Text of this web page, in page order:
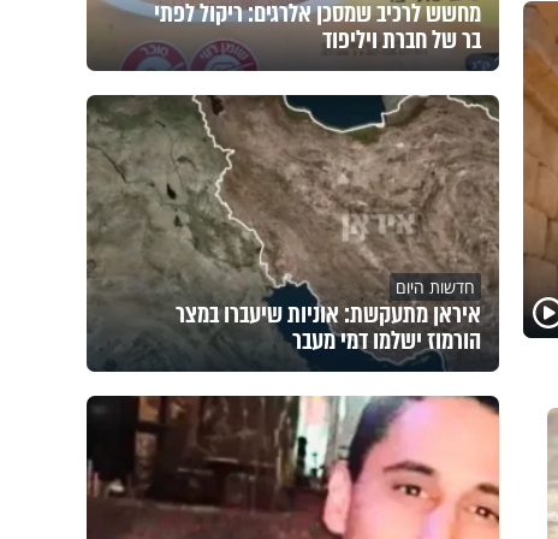
מחשש לרכיב שמסכן אלרגים: ריקול לפתי
בר של חברת ויליפוד
חדשות היום
איראן מתעקשת: אוניות שיעברו במצר
הורמוז ישלמו דמי מעבר